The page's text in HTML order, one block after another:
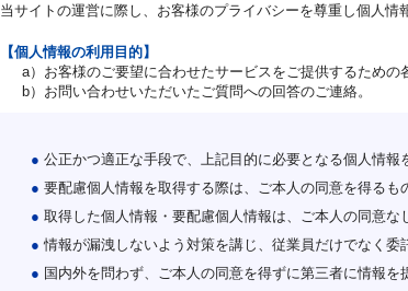
当サイトの運営に際し、お客様のプライバシーを尊重し個人
【個人情報の利用目的】
a）お客様のご要望に合わせたサービスをご提供するための
b）お問い合わせいただいたご質問への回答のご連絡。
● 公正かつ適正な手段で、上記目的に必要となる個人情報
● 要配慮個人情報を取得する際は、ご本人の同意を得るも
● 取得した個人情報・要配慮個人情報は、ご本人の同意な
● 情報が漏洩しないよう対策を講じ、従業員だけでなく委
● 国内外を問わず、ご本人の同意を得ずに第三者に情報を